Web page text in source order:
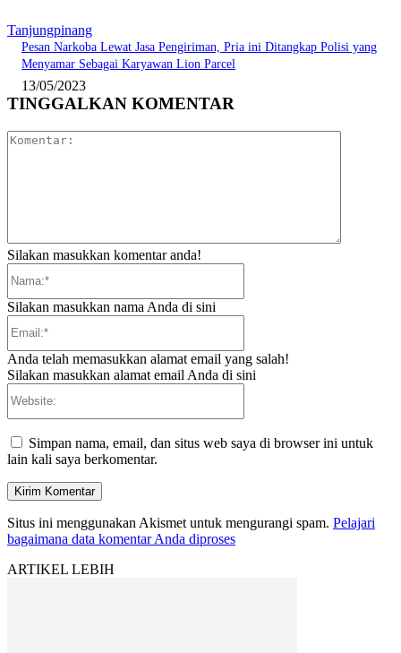
Tanjungpinang
Pesan Narkoba Lewat Jasa Pengiriman, Pria ini Ditangkap Polisi yang
Menyamar Sebagai Karyawan Lion Parcel
13/05/2023
TINGGALKAN KOMENTAR
Silakan masukkan komentar anda!
Silakan masukkan nama Anda di sini
Anda telah memasukkan alamat email yang salah!
Silakan masukkan alamat email Anda di sini
Simpan nama, email, dan situs web saya di browser ini untuk
lain kali saya berkomentar.
Situs ini menggunakan Akismet untuk mengurangi spam. Pelajari
bagaimana data komentar Anda diproses
ARTIKEL LEBIH